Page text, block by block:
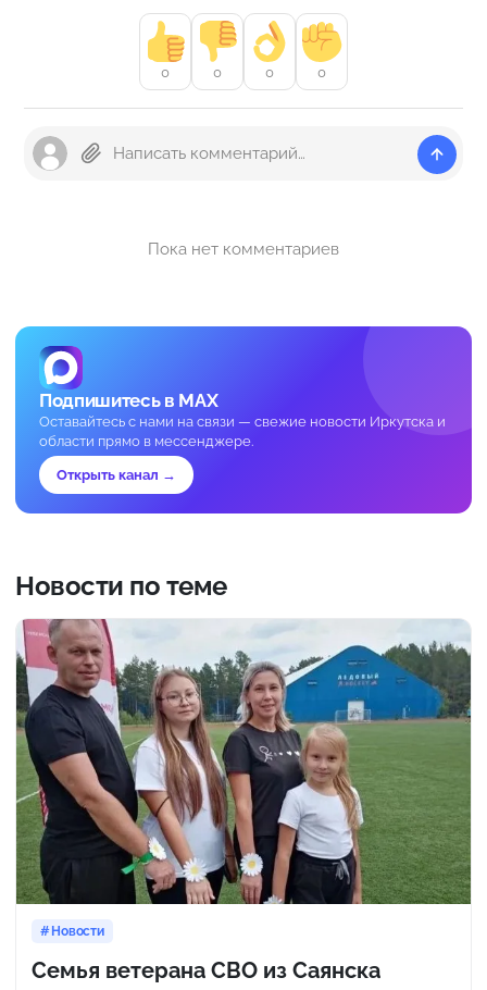
0 0 0 0
Пока нет комментариев
Подпишитесь в MAX
Оставайтесь с нами на связи — свежие новости Иркутска и
области прямо в мессенджере.
Открыть канал →
Новости по теме
Новости
Семья ветерана СВО из Саянска